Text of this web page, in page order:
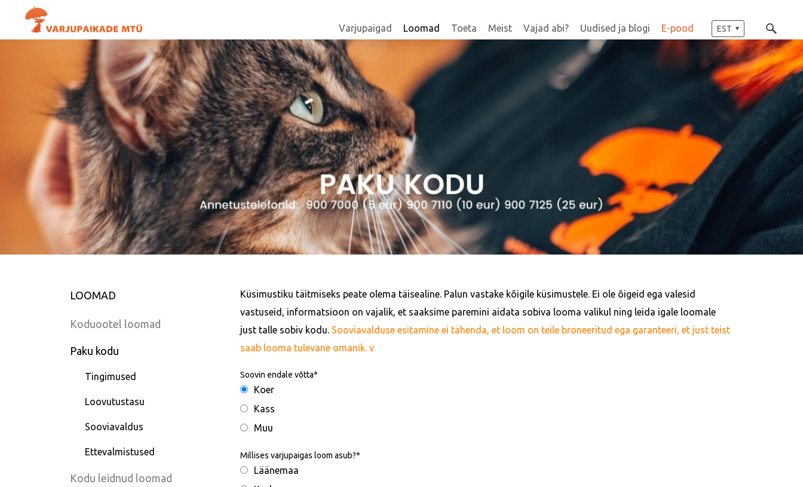
Varjupaigad Loomad Toeta Meist Vajad abi? Uudised ja blogi E-pood EST
LOOMAD
Koduootel loomad
Paku kodu
Tingimused
Loovutustasu
Sooviavaldus
Ettevalmistused
Kodu leidnud loomad
Küsimustiku täitmiseks peate olema täisealine. Palun vastake kõigile küsimustele. Ei ole õigeid ega valesid
vastuseid, informatsioon on vajalik, et saaksime paremini aidata sobiva looma valikul ning leida igale loomale
just talle sobiv kodu. Sooviavalduse esitamine ei tähenda, et loom on teile broneeritud ega garanteeri, et just teist
saab looma tulevane omanik. v
Soovin endale võtta
Koer
Kass
Muu
Millises varjupaigas loom asub?
Läänemaa